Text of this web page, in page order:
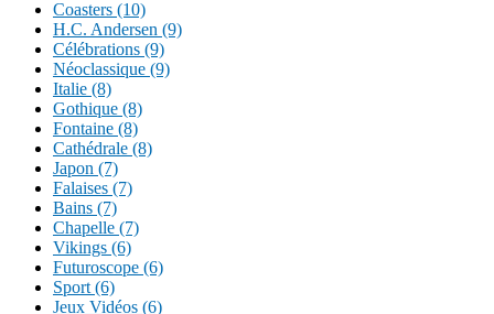
Coasters (10)
H.C. Andersen (9)
Célébrations (9)
Néoclassique (9)
Italie (8)
Gothique (8)
Fontaine (8)
Cathédrale (8)
Japon (7)
Falaises (7)
Bains (7)
Chapelle (7)
Vikings (6)
Futuroscope (6)
Sport (6)
Jeux Vidéos (6)